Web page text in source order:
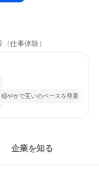
仕事体験）
穏やかで互いのペースを尊重
企業を知る